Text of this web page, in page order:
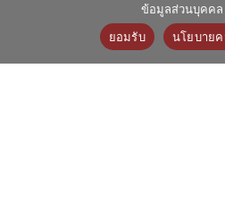
ข้อมูลส่วนบุคคล
ยอมรับ
นโยบาย